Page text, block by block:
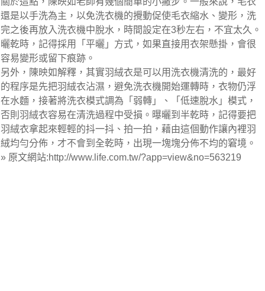
還是以手洗為主，以免洗衣機的攪動促使毛衣縮水、變形，洗
完之後再放入洗衣機中脫水，時間設定在3秒左右，不宜太久。
曬乾時，記得採用「平曬」方式，如果直接用衣架懸掛，會很
容易變形或留下痕跡。
另外，陳映如解釋，其實羽絨衣是可以用洗衣機清洗的，最好
的程序是先把羽絨衣沾濕，避免洗衣機開始運轉時，衣物仍浮
在水麵，接著將洗衣模式調為「弱轉」、「低速脫水」模式，
否則羽絨衣容易在清洗過程中受損。曝曬到半乾時，記得要把
羽絨衣拿起來輕輕的抖一抖、拍一拍，藉由這個動作讓內裡羽
絨均勻分佈，才不會到全乾時，出現一塊塊分佈不均的窘境。
» 原文網站:http://www.life.com.tw/?app=view&no=563219